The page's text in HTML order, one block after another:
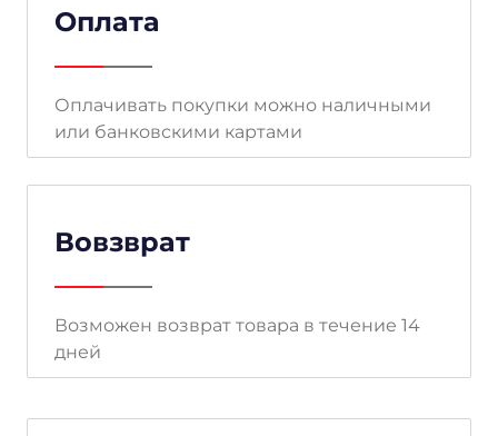
Оплата
Оплачивать покупки можно наличными
или банковскими картами
Вовзврат
Возможен возврат товара в течение 14
дней